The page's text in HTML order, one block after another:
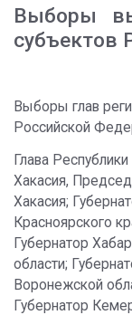
Выборы
субъектов
Выборы глав
Российской
Глава
Хакасия,
Хакасия;
Красноярского
Губернатор
области;
Воронежской
Губернатор